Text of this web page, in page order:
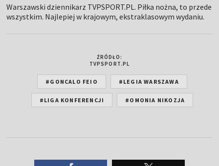
Warszawski dziennikarz TVPSPORT.PL. Piłka nożna, to przede
wszystkim. Najlepiej w krajowym, ekstraklasowym wydaniu.
ŹRÓDŁO:
TVPSPORT.PL
#GONCALO FEIO #LEGIA WARSZAWA
#LIGA KONFERENCJI #OMONIA NIKOZJA